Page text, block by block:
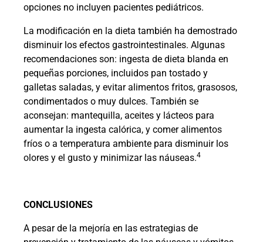
opciones no incluyen pacientes pediátricos.
La modificación en la dieta también ha demostrado
disminuir los efectos gastrointestinales. Algunas
recomendaciones son: ingesta de dieta blanda en
pequeñas porciones, incluidos pan tostado y
galletas saladas, y evitar alimentos fritos, grasosos,
condimentados o muy dulces. También se
aconsejan: mantequilla, aceites y lácteos para
aumentar la ingesta calórica, y comer alimentos
fríos o a temperatura ambiente para disminuir los
olores y el gusto y minimizar las náuseas.4
CONCLUSIONES
A pesar de la mejoría en las estrategias de